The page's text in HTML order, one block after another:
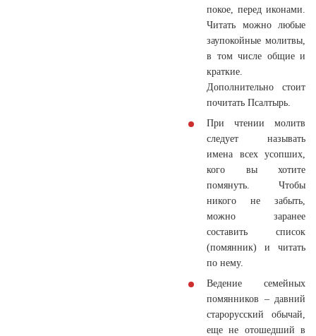
покое, перед иконами.
Читать можно любые
заупокойные молитвы,
в том числе общие и
краткие.
Дополнительно стоит
почитать Псалтырь.
При чтении молитв
следует называть
имена всех усопших,
кого вы хотите
помянуть. Чтобы
никого не забыть,
можно заранее
составить список
(помянник) и читать
по нему.
Ведение семейных
помянников – давний
старорусский обычай,
еще не отошедший в